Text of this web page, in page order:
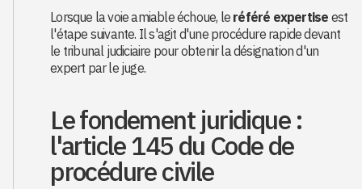
Lorsque la voie amiable échoue, le référé expertise est
l'étape suivante. Il s'agit d'une procédure rapide devant
le tribunal judiciaire pour obtenir la désignation d'un
expert par le juge.
Le fondement juridique :
l'article 145 du Code de
procédure civile